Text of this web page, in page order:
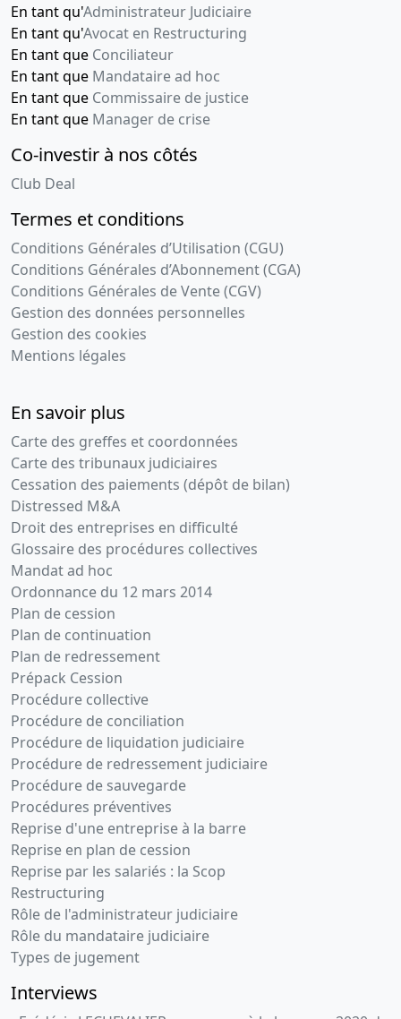
En tant qu'Administrateur Judiciaire
En tant qu'Avocat en Restructuring
En tant que Conciliateur
En tant que Mandataire ad hoc
En tant que Commissaire de justice
En tant que Manager de crise
Co-investir à nos côtés
Club Deal
Termes et conditions
Conditions Générales d’Utilisation (CGU)
Conditions Générales d’Abonnement (CGA)
Conditions Générales de Vente (CGV)
Gestion des données personnelles
Gestion des cookies
Mentions légales
En savoir plus
Carte des greffes et coordonnées
Carte des tribunaux judiciaires
Cessation des paiements (dépôt de bilan)
Distressed M&A
Droit des entreprises en difficulté
Glossaire des procédures collectives
Mandat ad hoc
Ordonnance du 12 mars 2014
Plan de cession
Plan de continuation
Plan de redressement
Prépack Cession
Procédure collective
Procédure de conciliation
Procédure de liquidation judiciaire
Procédure de redressement judiciaire
Procédure de sauvegarde
Procédures préventives
Reprise d'une entreprise à la barre
Reprise en plan de cession
Reprise par les salariés : la Scop
Restructuring
Rôle de l'administrateur judiciaire
Rôle du mandataire judiciaire
Types de jugement
Interviews